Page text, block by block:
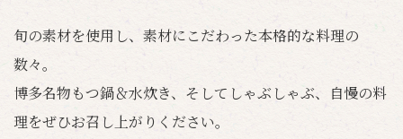
旬の素材を使用し、素材にこだわった本格的な料理の
数々。
博多名物もつ鍋＆水炊き、そしてしゃぶしゃぶ、自慢の料
理をぜひお召し上がりください。